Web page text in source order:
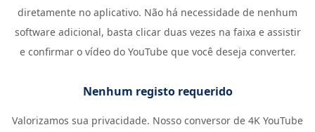
diretamente no aplicativo. Não há necessidade de nenhum
software adicional, basta clicar duas vezes na faixa e assistir
e confirmar o vídeo do YouTube que você deseja converter.
Nenhum registo requerido
Valorizamos sua privacidade. Nosso conversor de 4K YouTube